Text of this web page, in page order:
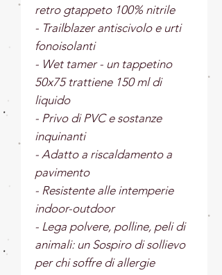
retro gtappeto 100% nitrile
- Trailblazer antiscivolo e urti
fonoisolanti
- Wet tamer - un tappetino
50x75 trattiene 150 ml di
liquido
- Privo di PVC e sostanze
inquinanti
- Adatto a riscaldamento a
pavimento
- Resistente alle intemperie
indoor-outdoor
- Lega polvere, polline, peli di
animali: un Sospiro di sollievo
per chi soffre di allergie